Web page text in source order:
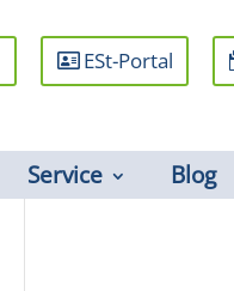
ESt-Portal
Service Blog